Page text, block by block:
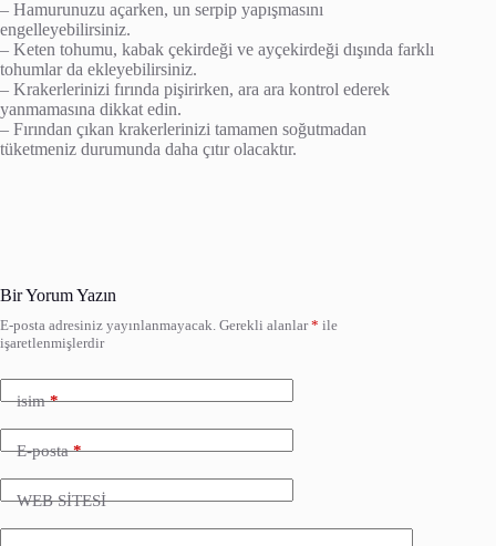
– Hamurunuzu açarken, un serpip yapışmasını
engelleyebilirsiniz.
– Keten tohumu, kabak çekirdeği ve ayçekirdeği dışında farklı
tohumlar da ekleyebilirsiniz.
– Krakerlerinizi fırında pişirirken, ara ara kontrol ederek
yanmamasına dikkat edin.
– Fırından çıkan krakerlerinizi tamamen soğutmadan
tüketmeniz durumunda daha çıtır olacaktır.
Bir Yorum Yazın
E-posta adresiniz yayınlanmayacak. Gerekli alanlar* ile
işaretlenmişlerdir
isim*
E-posta*
WEB SİTESİ